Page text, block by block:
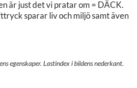
är just det vi pratar om = DÄCK.
sparar liv och miljö samt även
egenskaper. Lastindex i bildens nederkant.